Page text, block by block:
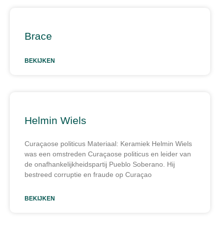
Brace
BEKIJKEN
Helmin Wiels
Curaçaose politicus Materiaal: Keramiek Helmin Wiels
was een omstreden Curaçaose politicus en leider van
de onafhankelijkheidspartij Pueblo Soberano. Hij
bestreed corruptie en fraude op Curaçao
BEKIJKEN